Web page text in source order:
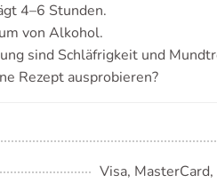
4–6 Stunden.
von Alkohol.
sind Schläfrigkeit und
Rezept ausprobieren?
Visa,